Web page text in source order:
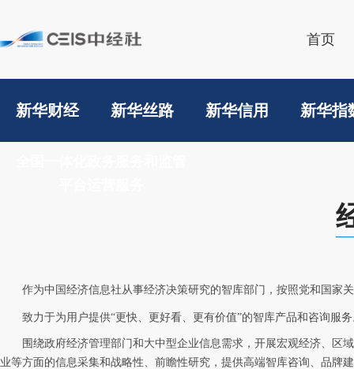
首页
新华财经 新华丝路 新华信用 新华指
作为中国经济信息社从事经济决策研究的智库部门，按照党和国家
致力于为用户提供“更快、更好看、更有价值”的智库产品和咨询服
围绕政府经济管理部门和大中型企业信息需求，开展宏观经济、区
业等方面的信息采集和战略性、前瞻性研究，提供高端智库咨询、品牌